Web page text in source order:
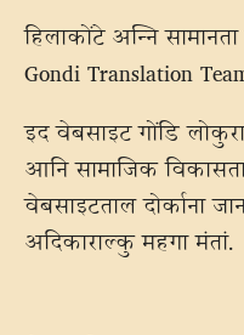
हिलाकोंटे अन्‍नि सामानता
Gondi Translation
इद वेबसाइट गोंडि
आनि सामाजिक
वेबसाइटताल दोर्काना
अदिकाराल्‍कु महगा मंतां.